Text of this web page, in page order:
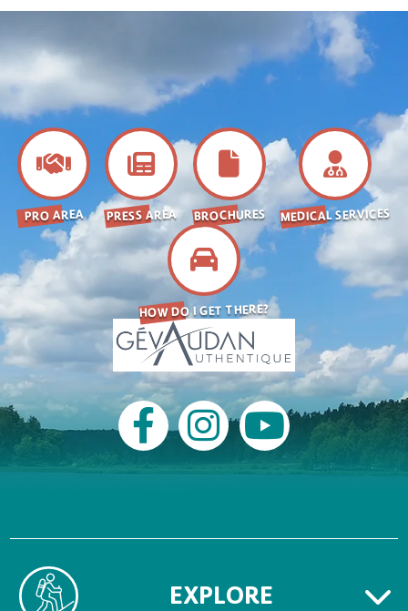
PRO AREA PRESS AREA BROCHURES MEDICAL SERVICES
HOW DO I GET THERE?
EXPLORE